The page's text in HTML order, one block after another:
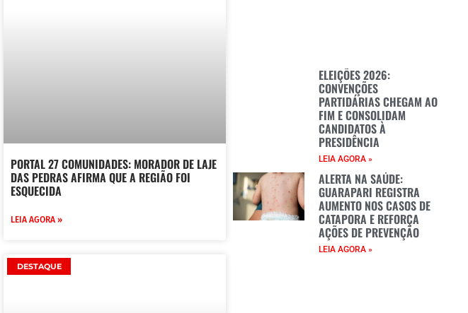
PORTAL 27 COMUNIDADES: MORADOR DE LAJE
DAS PEDRAS AFIRMA QUE A REGIÃO FOI
ESQUECIDA
LEIA AGORA »
DESTAQUE
ELEIÇÕES 2026:
CONVENÇÕES
PARTIDÁRIAS CHEGAM AO
FIM E CONSOLIDAM
CANDIDATOS À
PRESIDÊNCIA
LEIA AGORA »
ALERTA NA SAÚDE:
GUARAPARI REGISTRA
AUMENTO NOS CASOS DE
CATAPORA E REFORÇA
AÇÕES DE PREVENÇÃO
LEIA AGORA »